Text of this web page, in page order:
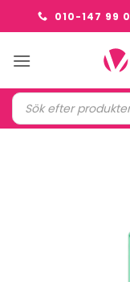
to
010-147
Produktsökning